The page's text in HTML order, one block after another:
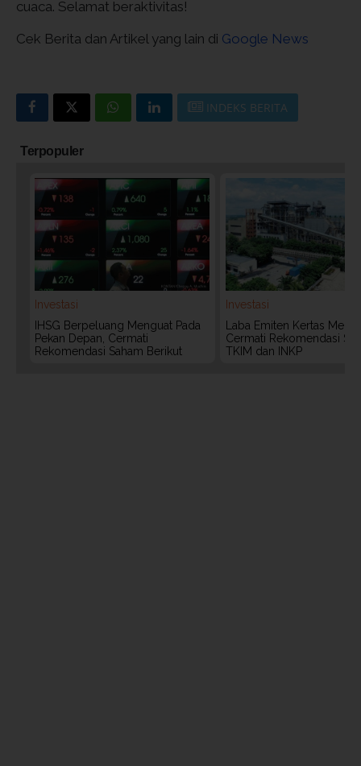
cuaca. Selamat beraktivitas!
Cek Berita dan Artikel yang lain di Google News
INDEKS BERITA
Terpopuler
Investasi
IHSG Berpeluang Menguat Pada
Pekan Depan, Cermati
Rekomendasi Saham Berikut
Investasi
Laba Emiten Kertas
Cermati Rekomendasi
TKIM dan INKP